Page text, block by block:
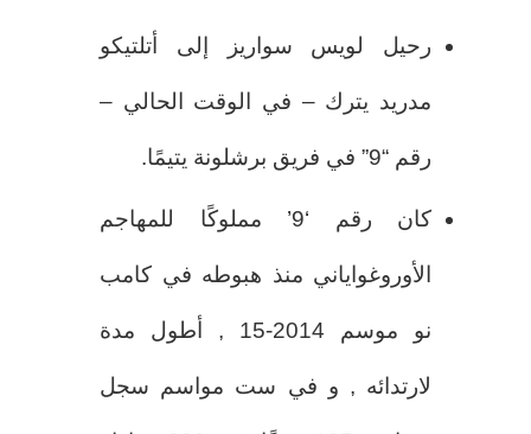
رحيل لويس سواريز إلى أتلتيكو
مدريد يترك – في الوقت الحالي –
رقم “9” في فريق برشلونة يتيمًا.
كان رقم ‘9’ مملوكًا للمهاجم
الأوروغواياني منذ هبوطه في كامب
نو موسم 2014-15 , أطول مدة
لارتدائه , و في ست مواسم سجل